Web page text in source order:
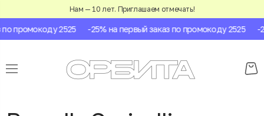
Нам — 10 лет. Приглашаем отмечать!
2525 -25% на первый заказ по промокоду 2525 -25%